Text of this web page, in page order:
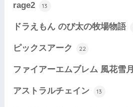
rage2 13
ドラえもん のび太の牧場物語
ピックスアーク 22
ファイアーエムブレム 風花雪月
アストラルチェイン 13